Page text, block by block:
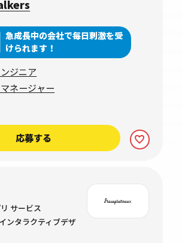
急成長中の会社で毎日刺激を受
けられます！
ジニア
ネージャー
応募する
サービス
ンタラクティブデザ